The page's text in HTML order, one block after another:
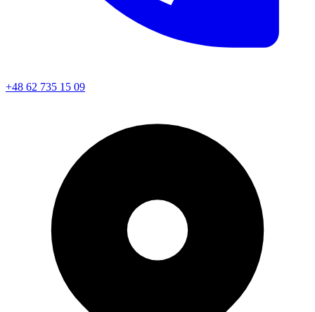
+48 62 735 15 09